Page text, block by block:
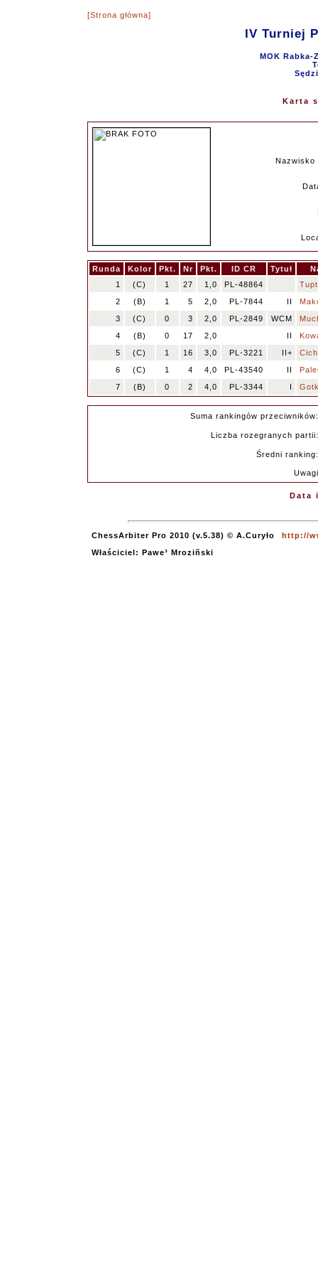
[Strona główna]
IV Turniej
MOK Rabka-
Karta
Nazwisko
Runda Kolor Pkt. Nr Pkt. ID CR Tytuł
1
(C) 1 27 1,0 PL-48864
2
(B) 1 5 2,0 PL-7844 II
3
(C) 0 3 2,0 PL-2849 WCM
4
(B) 0 17 2,0 II
5
(C) 1 16 3,0 PL-3221 II+
6
(C) 1 4 4,0 PL-43540 II
7
(B) 0 2 4,0 PL-3344 I
Suma rankingów przeciwników:
Liczba rozegranych partii:
Średni ranking:
Uwagi
Data
ChessArbiter Pro 2010 (v.5.38) © A.Curyło
http://
Właściciel: Pawe³ Mroziñski